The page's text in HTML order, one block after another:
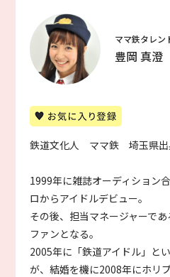
ママ鉄タレン
豊岡 真澄
鉄道文化人 ママ鉄 埼玉県出
1999年に雑誌オーディション
ロからアイドルデビュー。
その後、担当マネージャーで
ファンとなる。
2005年に「鉄道アイドル」と
が、結婚を機に2008年にホリプ